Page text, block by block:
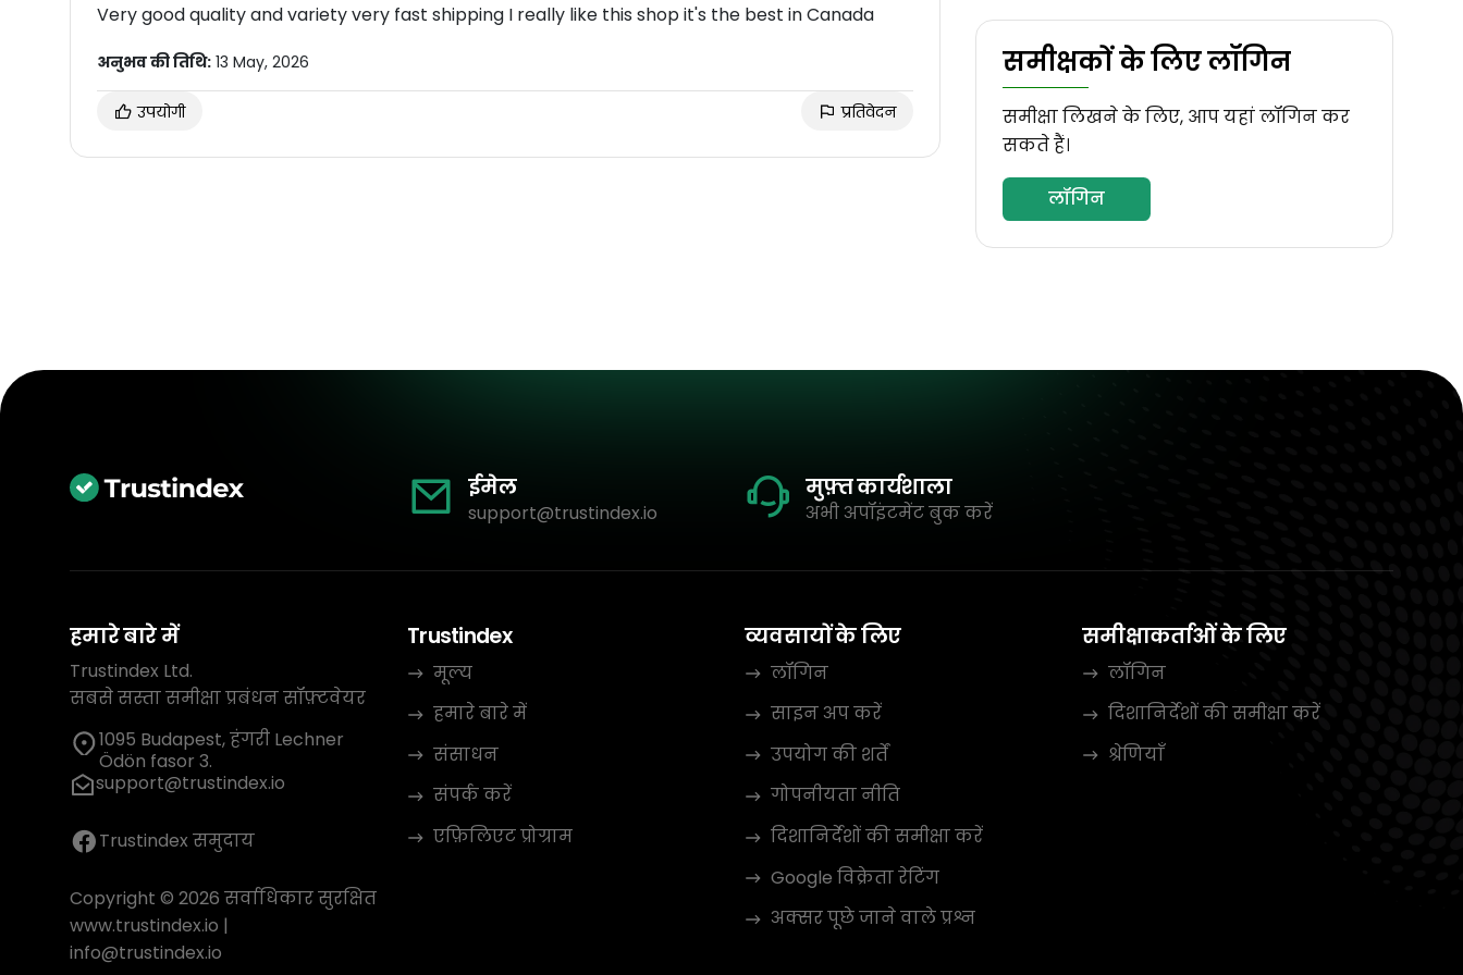
Very good quality and variety very fast shipping I really like this shop it's the best in Canada
अनुभव की तिथि: 13 May, 2026
उपयोगी प्रतिवेदन
समीक्षकों के लिए लॉगिन
समीक्षा लिखने के लिए, आप यहां लॉगिन कर
सकते हैं।
लॉगिन
ईमेल
support@trustindex.io
मुफ़्त कार्यशाला
अभी अपॉइंटमेंट बुक करें
हमारे बारे में
Trustindex Ltd.
सबसे सस्ता समीक्षा प्रबंधन सॉफ़्टवेयर
1095 Budapest, हंगरी Lechner
Ödön fasor 3.
support@trustindex.io
Trustindex समुदाय
Copyright © 2026 सर्वाधिकार सुरक्षित
www.trustindex.io |
info@trustindex.io
Trustindex
मूल्य
हमारे बारे में
संसाधन
संपर्क करें
एफ़िलिएट प्रोग्राम
व्यवसायों के लिए
लॉगिन
साइन अप करें
उपयोग की शर्तें
गोपनीयता नीति
दिशानिर्देशों की समीक्षा करें
Google विक्रेता रेटिंग
अक्सर पूछे जाने वाले प्रश्न
समीक्षाकर्ताओं के लिए
लॉगिन
दिशानिर्देशों की समीक्षा करें
श्रेणियाँ